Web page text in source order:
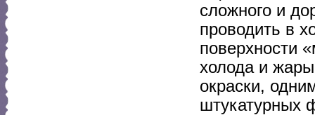
сложного и
проводить в
поверхности
холода и
окраски,
штукатурных